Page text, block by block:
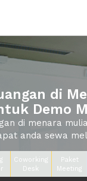
di
Demo
di menara
anda sewa
Coworking
Desk
Paket
Meeting